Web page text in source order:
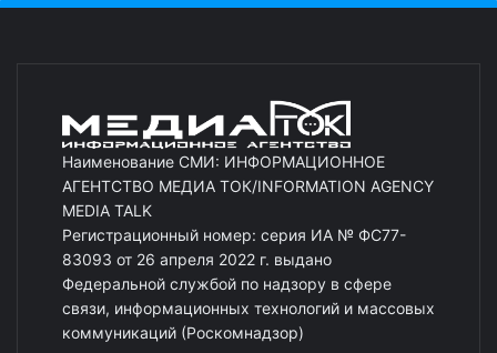
Наименование СМИ: ИНФОРМАЦИОННОЕ
АГЕНТСТВО МЕДИА ТОК/INFORMATION AGENCY
MEDIA TALK
Регистрационный номер: серия ИА № ФС77-
83093 от 26 апреля 2022 г. выдано
Федеральной службой по надзору в сфере
связи, информационных технологий и массовых
коммуникаций (Роскомнадзор)